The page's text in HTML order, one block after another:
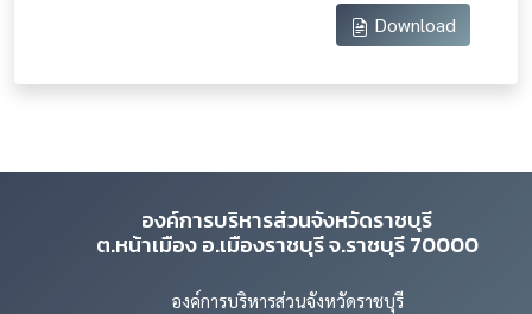
Download
องค์การบริหารส่วนจังหวัดราชบุรี
ต.หน้าเมือง อ.เมืองราชบุรี จ.ราชบุรี 70000
องค์การบริหารส่วนจังหวัดราชบุรี